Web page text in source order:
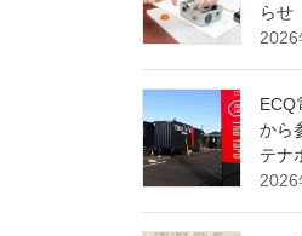
らせ
2026
ECQ
から
テナ
2026